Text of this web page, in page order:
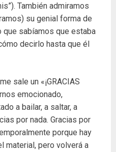
También admiramos
su genial forma de
que sabíamos que estaba
decirlo hasta que él
sale un «¡GRACIAS
emocionado,
a bailar, a saltar, a
por nada. Gracias por
porque hay
material, pero volverá a